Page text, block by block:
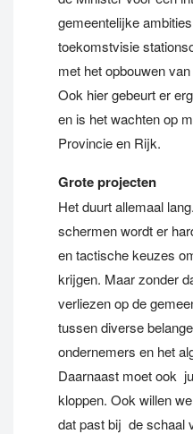
gemeentelijke
toekomstvisie
met het opbouwen
Ook hier gebeurt er
en is het wachten op
Provincie en Rijk.
Grote projecten
Het duurt allemaal
schermen wordt er
en tactische keuzes
krijgen. Maar zonder
verliezen op de
tussen diverse
ondernemers en het
Daarnaast moet ook
kloppen. Ook willen
dat past bij de schaal